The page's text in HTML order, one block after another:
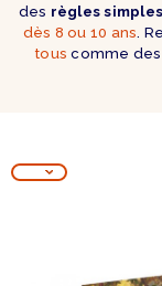
des règles simples
dès 8 ou 10 ans .
touscomme